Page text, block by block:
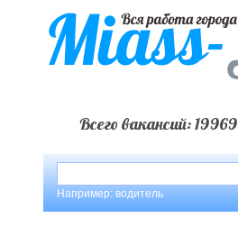
Всего вакансий: 19969
Например: водитель